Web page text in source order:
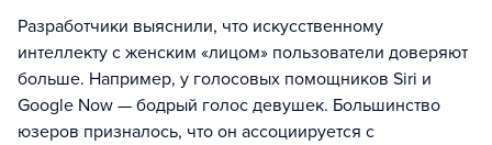
Разработчики выяснили, что искусственному
интеллекту с женским «лицом» пользователи доверяют
больше. Например, у голосовых помощников Siri и
Google Now — бодрый голос девушек. Большинство
юзеров призналось, что он ассоциируется с